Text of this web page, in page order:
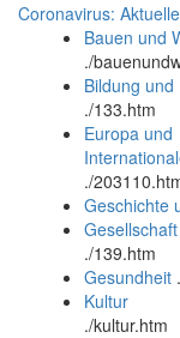
Coronavirus:
Bauen und
./
Bildung
./133.htm
Europa und
./
Geschichte
./139.htm
Gesundheit .
Kultur
./kultur.htm